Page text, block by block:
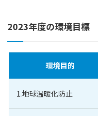
2023年度の環境目標
環境目的
1.地球温暖化防止